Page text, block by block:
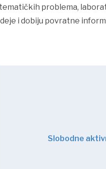
problema,
i dobiju povratne
Slobodne